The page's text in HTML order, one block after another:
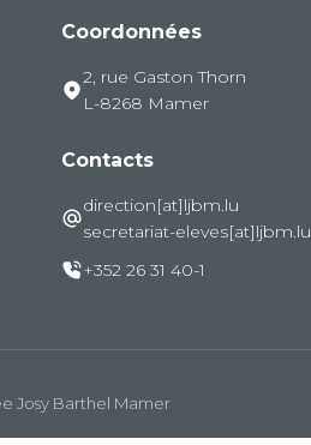
Coordonnées
2, rue Gaston Thorn
L-8268 Mamer
Contacts
direction[at]ljbm.lu
secretariat-eleves[at]ljbm.lu
+352 26 31 40-1
Josy Barthel Mamer